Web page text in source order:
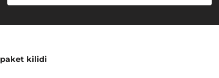
paket kilidi